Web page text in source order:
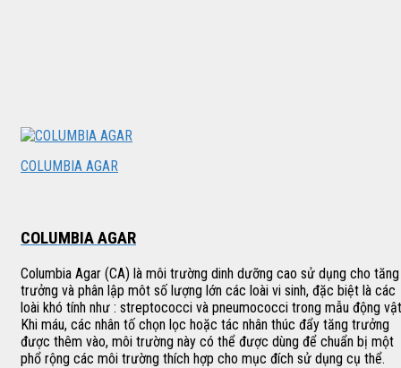
COLUMBIA AGAR
COLUMBIA AGAR
Columbia Agar (CA) là môi trường dinh dưỡng cao sử dụng cho tăng
trưởng và phân lập môt số lượng lớn các loài vi sinh, đặc biệt là các
loài khó tính như : streptococci và pneumococci trong mẫu động
Khi máu, các nhân tố chọn lọc hoặc tác nhân thúc đẩy tăng trưởng
được thêm vào, môi trường này có thể được dùng để chuẩn bị một
phổ rộng các môi trường thích hợp cho mục đích sử dụng cụ thể.